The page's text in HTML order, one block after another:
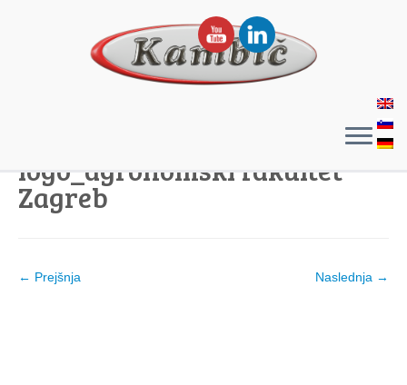
logo_agronomski fakultet
Zagreb
← Prejšnja Naslednja →